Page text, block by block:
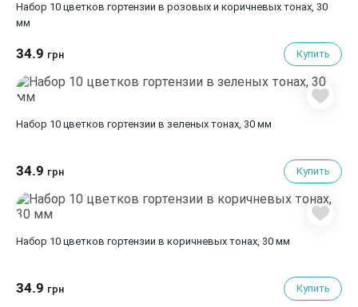
Набор 10 цветков гортензии в розовых и коричневых тонах, 30
мм
34.9 грн Купить
Набор 10 цветков гортензии в зеленых тонах, 30 мм
34.9 грн Купить
Набор 10 цветков гортензии в коричневых тонах, 30 мм
34.9 грн Купить